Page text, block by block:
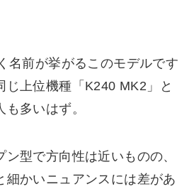
名前が挙がるこのモデルです
じ上位機種「K240 MK2」と
多いはず。
ン型で方向性は近いものの、
細かいニュアンスには差があ